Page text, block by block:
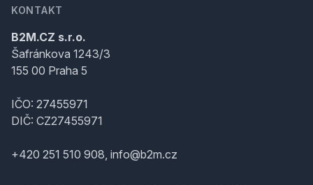
KONTAKT
B2M.CZ s.r.o.
Šafránkova 1243/3
155 00 Praha 5
IČO: 27455971
DIČ: CZ27455971
+420 251 510 908, info@b2m.cz